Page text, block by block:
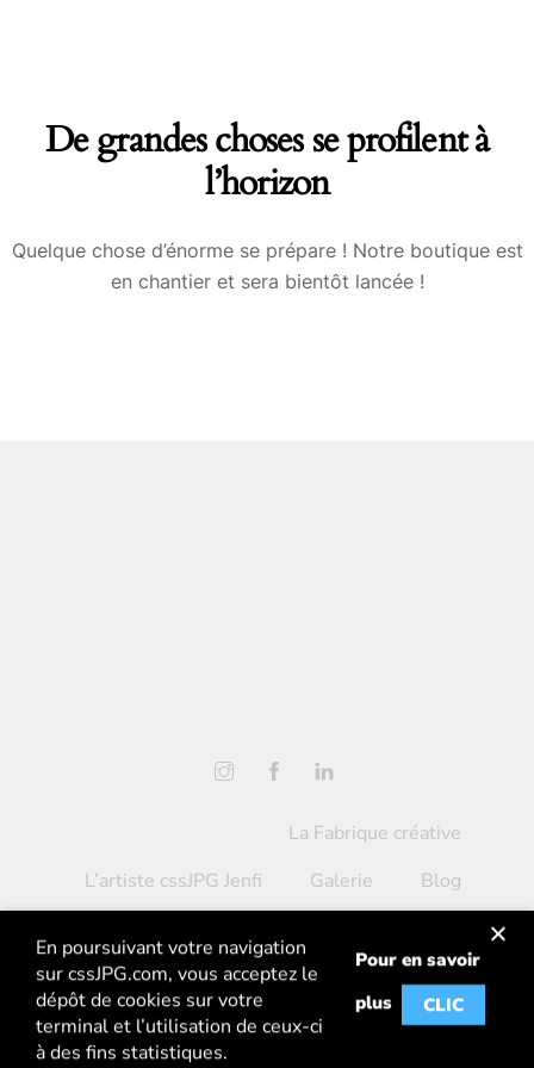
De grandes choses se profilent à
l’horizon
Quelque chose d’énorme se prépare ! Notre boutique est
en chantier et sera bientôt lancée !
instagramfacebooklinkedin
La Fabrique créative
L’artiste cssJPG Jenfi
Galerie
Blog
CC BY-NC-SA depuis 2012 – cssJPG– Artiste
participatif urbain et contemporain –Mentions
légales–CGV
En poursuivant votre navigation
surcssJPG.com, vous acceptez le
dépôt de cookies sur votre
terminal et l’utilisation de ceux-ci
à des fins statistiques.
Pour en savoir
plus
CLIC